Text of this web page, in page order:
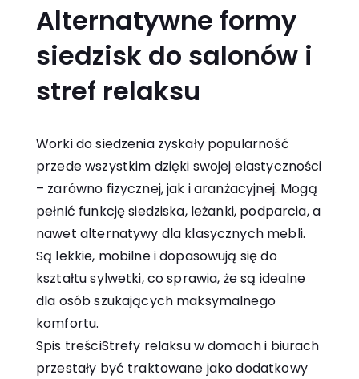
Alternatywne formy
siedzisk do salonów i
stref relaksu
Worki do siedzenia zyskały popularność
przede wszystkim dzięki swojej elastyczności
– zarówno fizycznej, jak i aranżacyjnej. Mogą
pełnić funkcję siedziska, leżanki, podparcia, a
nawet alternatywy dla klasycznych mebli.
Są lekkie, mobilne i dopasowują się do
kształtu sylwetki, co sprawia, że są idealne
dla osób szukających maksymalnego
komfortu.
Spis treściStrefy relaksu w domach i biurach
przestały być traktowane jako dodatkowy